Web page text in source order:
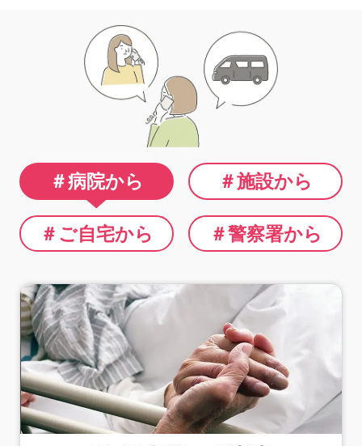
＃病院から ＃施設から
＃ご自宅から ＃警察署から